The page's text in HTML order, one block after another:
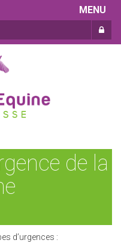
MENU
de la
d’urgences :